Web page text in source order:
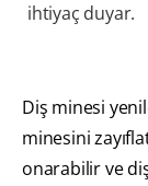
ihtiyaç duyar.
Diş minesi
minesini
onarabilir ve